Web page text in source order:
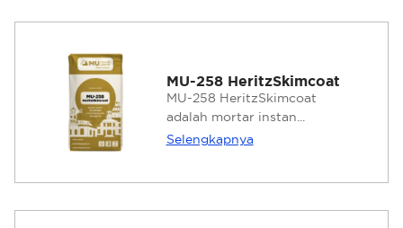
MU-258 HeritzSkimcoat
MU-258 HeritzSkimcoat
adalah mortar instan...
Selengkapnya